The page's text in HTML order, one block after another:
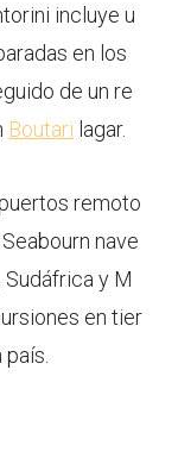
incluye u
en los
de un re
Boutari lagar.
remoto
nave
Sudáfrica y M
en tier